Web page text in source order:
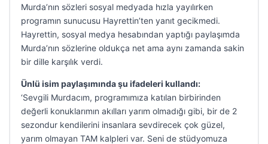
Murda’nın sözleri sosyal medyada hızla yayılırken
programın sunucusu Hayrettin’ten yanıt gecikmedi.
Hayrettin, sosyal medya hesabından yaptığı paylaşımda
Murda’nın sözlerine oldukça net ama aynı zamanda sakin
bir dille karşılık verdi.
Ünlü isim paylaşımında şu ifadeleri kullandı:
‘Sevgili Murdacım, programımıza katılan birbirinden
değerli konuklarımın akılları yarım olmadığı gibi, bir de 2
sezondur kendilerini insanlara sevdirecek çok güzel,
yarım olmayan TAM kalpleri var. Seni de stüdyomuza